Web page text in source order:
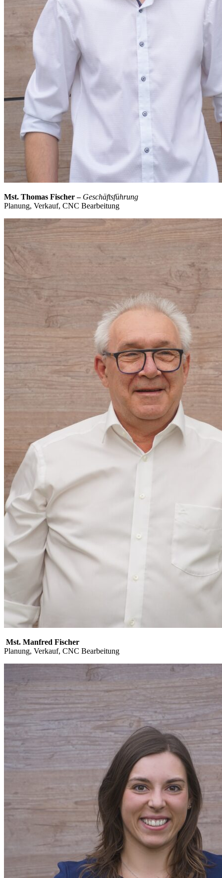
Mst. Thomas Fischer – Geschäftsführung
Planung, Verkauf, CNC Bearbeitung
Mst. Manfred Fischer
Planung, Verkauf, CNC Bearbeitung